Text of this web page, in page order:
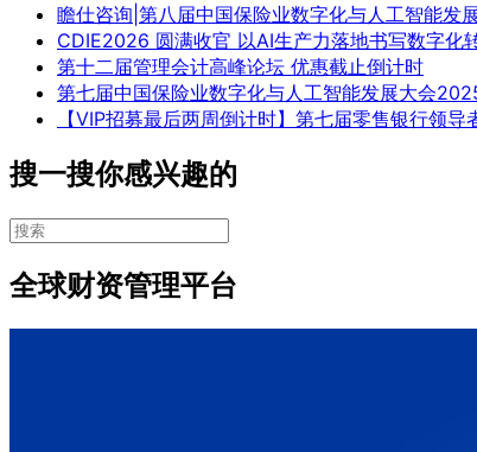
瞻仕咨询|第八届中国保险业数字化与人工智能发
CDIE2026 圆满收官 以AI生产力落地书写数字化
第十二届管理会计高峰论坛 优惠截止倒计时
第七届中国保险业数字化与人工智能发展大会
【VIP招募最后两周倒计时】第七届零售银行领导
搜一搜你感兴趣的
全球财资管理平台